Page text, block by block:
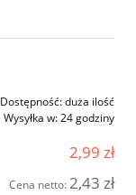
Dostępność:duża ilość
Wysyłka w:24 godziny
2,99 zł
Cena netto:2,43 zł